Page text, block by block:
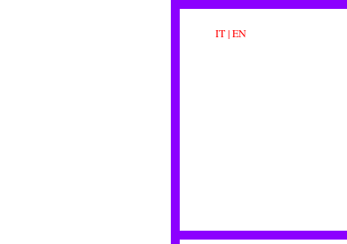
IT|EN